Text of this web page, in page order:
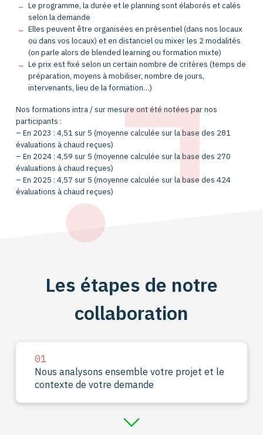
Le programme, la durée et le planning sont élaborés et calés
selon la demande
Elles peuvent être organisées en présentiel (dans nos locaux
ou dans vos locaux) et en distanciel ou mixer les 2 modalités
(on parle alors de blended learning ou formation mixte)
Le prix est fixé selon un certain nombre de critères (temps de
préparation, moyens à mobiliser, nombre de jours,
intervenants, lieu de la formation…)
Nos formations intra / sur mesure ont été notées par nos
participants :
– En 2023 : 4,51 sur 5 (moyenne calculée sur la base des 281
évaluations à chaud reçues)
– En 2024 : 4,59 sur 5 (moyenne calculée sur la base des 270
évaluations à chaud reçues)
– En 2025 : 4,57 sur 5 (moyenne calculée sur la base des 424
évaluations à chaud reçues)
Les étapes de notre
collaboration
01
Nous analysons ensemble votre projet et le
contexte de votre demande